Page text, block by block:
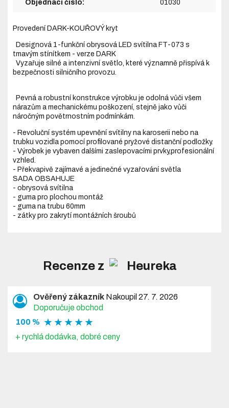
Objednací číslo: 01030
Provedení DARK-KOUŘOVÝ kryt
Designová 1-funkční obrysová LED svítilna FT-073 s
tmavým stínítkem - verze DARK
Vyzařuje silné a intenzivní světlo, které významně přispívá k
bezpečnosti silničního provozu.
Pevná a robustní konstrukce výrobku je odolná vůči všem
nárazům a mechanickému poškození, stejně jako vůči
náročným povětrnostním podmínkám.
- Revoluční systém upevnění svítilny na karoserii nebo na
trubku vozidla pomocí profilované pryžové distanční podložky.
- Výrobek je vybaven dalšími zaslepovacími prvky,profesionální
vzhled.
- Překvapivě zajímavé a jedinečné vyzařování světla
SADA OBSAHUJE
- obrysová svítilna
- guma pro plochou montáž
- guma na trubu 60mm
- zátky pro zakrytí montážních šroubů
Recenze z
Ověřený zákazník Nakoupil 27. 7. 2026
Doporučuje obchod
100 % ★ ★ ★ ★ ★
+ rychlá dodávka, dobré ceny